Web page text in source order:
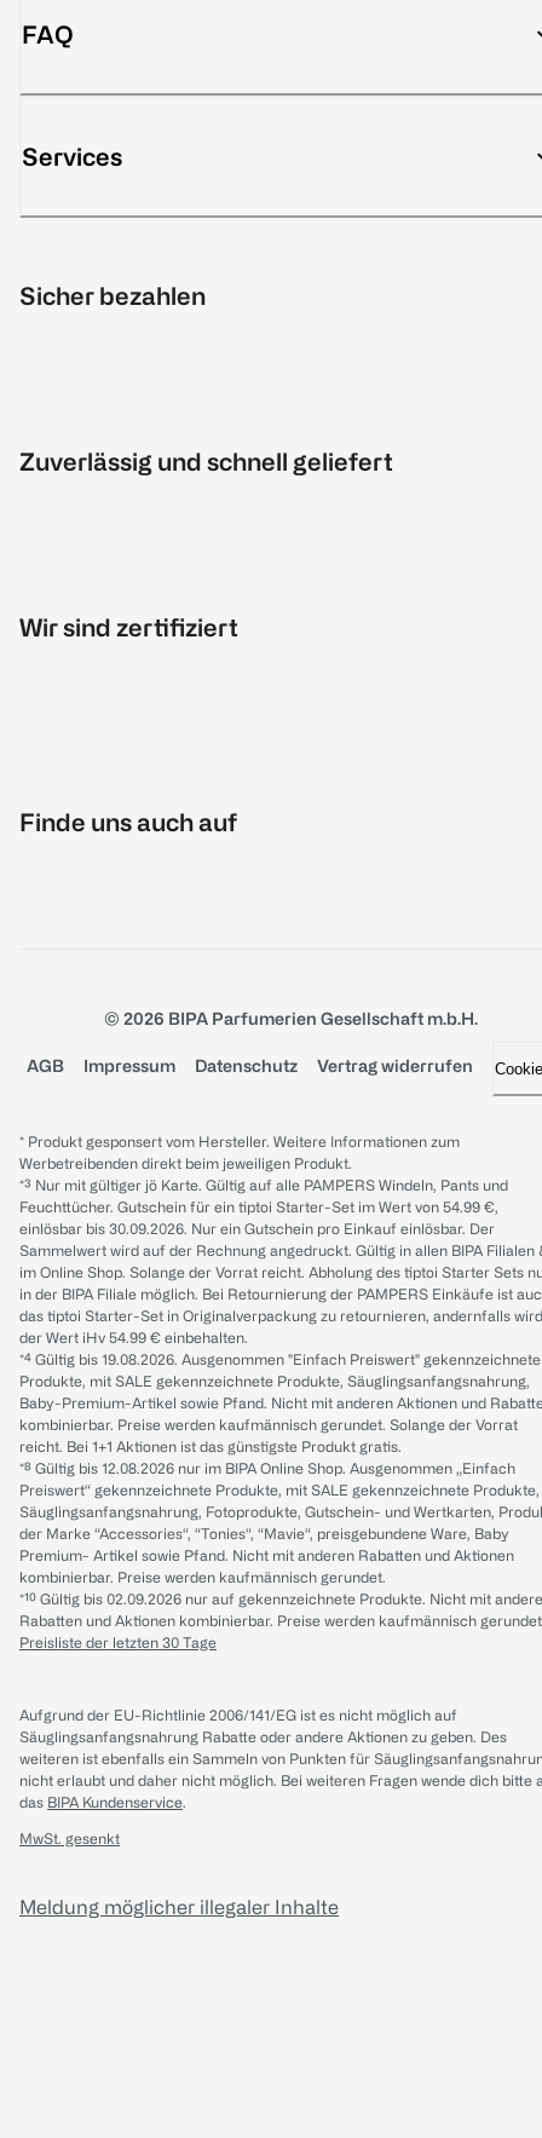
FAQ
Services
Sicher bezahlen
Zuverlässig und schnell geliefert
Wir sind zertifiziert
Finde uns auch auf
© 2026 BIPA Parfumerien Gesellschaft m.b.H.
AGB Impressum Datenschutz Vertrag widerrufen
* Produkt gesponsert vom Hersteller. Weitere Informationen zum
Werbetreibenden direkt beim jeweiligen Produkt.
*³ Nur mit gültiger jö Karte. Gültig auf alle PAMPERS Windeln, Pants und
Feuchttücher. Gutschein für ein tiptoi Starter-Set im Wert von 54.99 €,
einlösbar bis 30.09.2026. Nur ein Gutschein pro Einkauf einlösbar. Der
Sammelwert wird auf der Rechnung angedruckt. Gültig in allen BIPA Filialen
im Online Shop. Solange der Vorrat reicht. Abholung des tiptoi Starter Sets
in der BIPA Filiale möglich. Bei Retournierung der PAMPERS Einkäufe ist
das tiptoi Starter-Set in Originalverpackung zu retournieren, andernfalls wird
der Wert iHv 54.99 € einbehalten.
*⁴ Gültig bis 19.08.2026. Ausgenommen "Einfach Preiswert" gekennzeichnete
Produkte, mit SALE gekennzeichnete Produkte, Säuglingsanfangsnahrung,
Baby-Premium-Artikel sowie Pfand. Nicht mit anderen Aktionen und
kombinierbar. Preise werden kaufmännisch gerundet. Solange der Vorrat
reicht. Bei 1+1 Aktionen ist das günstigste Produkt gratis.
*⁸ Gültig bis 12.08.2026 nur im BIPA Online Shop. Ausgenommen „Einfach
Preiswert“ gekennzeichnete Produkte, mit SALE gekennzeichnete Produkte,
Säuglingsanfangsnahrung, Fotoprodukte, Gutschein- und Wertkarten,
der Marke “Accessories“, “Tonies“, “Mavie“, preisgebundene Ware, Baby
Premium- Artikel sowie Pfand. Nicht mit anderen Rabatten und Aktionen
kombinierbar. Preise werden kaufmännisch gerundet.
*¹⁰ Gültig bis 02.09.2026 nur auf gekennzeichnete Produkte. Nicht mit
Rabatten und Aktionen kombinierbar. Preise werden kaufmännisch
Preisliste der letzten 30 Tage
Aufgrund der EU-Richtlinie 2006/141/EG ist es nicht möglich auf
Säuglingsanfangsnahrung Rabatte oder andere Aktionen zu geben. Des
weiteren ist ebenfalls ein Sammeln von Punkten für
nicht erlaubt und daher nicht möglich. Bei weiteren Fragen wende dich bitte
das BIPA Kundenservice.
MwSt. gesenkt
Meldung möglicher illegaler Inhalte